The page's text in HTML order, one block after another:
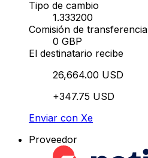
Tipo de cambio
1.333200
Comisión de transferencia
0 GBP
El destinatario recibe
26,664.00 USD
+347.75 USD
Enviar con Xe
Proveedor